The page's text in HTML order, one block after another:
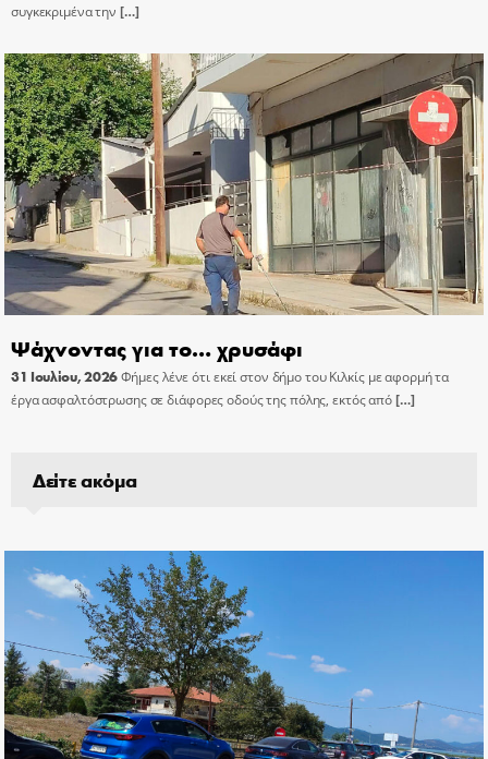
συγκεκριμένα την […]
Ψάχνοντας για το… χρυσάφι
31 Ιουλίου, 2026Φήμες λένε ότι εκεί στον δήμο του Κιλκίς με αφορμή τα
έργα ασφαλτόστρωσης σε διάφορες οδούς της πόλης, εκτός από[…]
Δείτε ακόμα